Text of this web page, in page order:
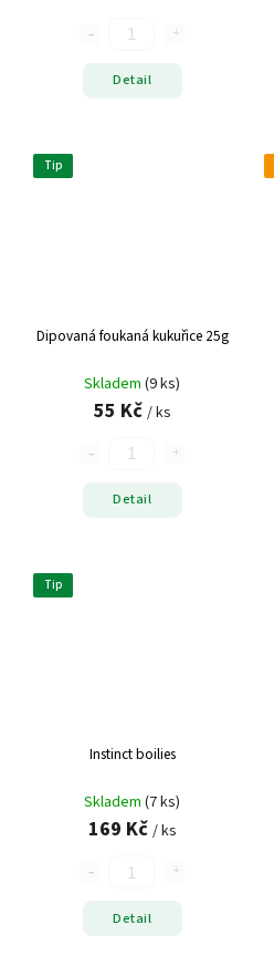
Detail
Tip
Dipovaná foukaná kukuřice 25g
Skladem (9 ks)
55 Kč / ks
Detail
Tip
Instinct boilies
Skladem (7 ks)
169 Kč / ks
Detail